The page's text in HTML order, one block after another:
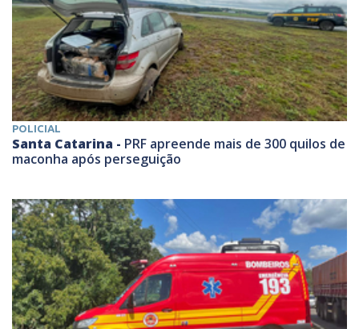
POLICIAL
Santa Catarina - PRF apreende mais de 300 quilos de
maconha após perseguição